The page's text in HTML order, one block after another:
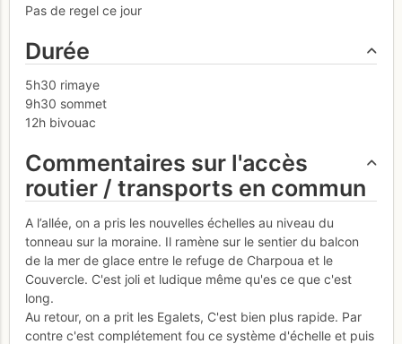
Pas de regel ce jour
Durée
5h30 rimaye
9h30 sommet
12h bivouac
Commentaires sur l'accès
routier / transports en commun
A l’allée, on a pris les nouvelles échelles au niveau du
tonneau sur la moraine. Il ramène sur le sentier du balcon
de la mer de glace entre le refuge de Charpoua et le
Couvercle. C'est joli et ludique même qu'es ce que c'est
long.
Au retour, on a prit les Egalets, C'est bien plus rapide. Par
contre c'est complétement fou ce système d'échelle et puis